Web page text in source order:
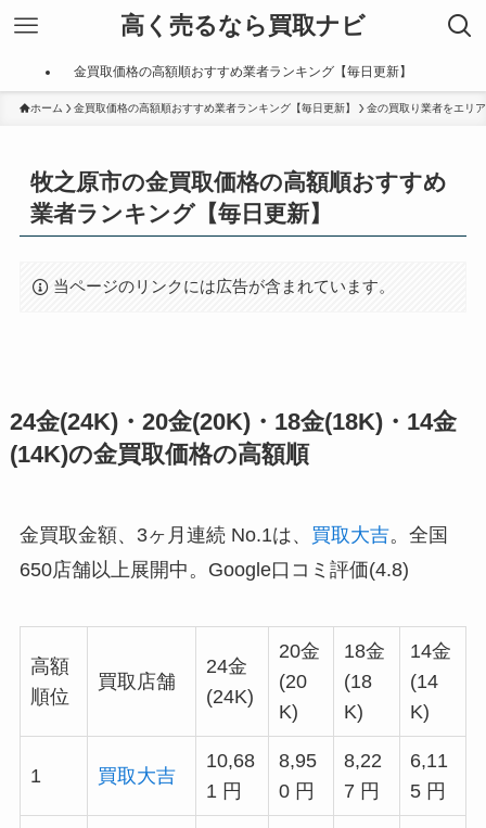
高く売るなら買取ナビ
金買取価格の高額順おすすめ業者ランキング【毎日更新】
ホーム 金買取価格の高額順おすすめ業者ランキング【毎日更新】 金の買取り業者をエリ
牧之原市の金買取価格の高額順おすすめ
業者ランキング【毎日更新】
当ページのリンクには広告が含まれています。
24金(24K)・20金(20K)・18金(18K)・14金
(14K)の金買取価格の高額順
金買取金額、3ヶ月連続 No.1は、 買取大吉。全国
650店舗以上展開中。Google口コミ評価(4.8)
高額
順位
買取店舗
24金
(24K)
20金
(20
K)
18金
(18
K)
14金
(14
K)
1 買取大吉
10,68
1 円
8,95
0 円
8,22
7 円
6,11
5 円